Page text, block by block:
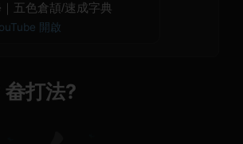
五色倉頡/速成字典
開啟
打法?